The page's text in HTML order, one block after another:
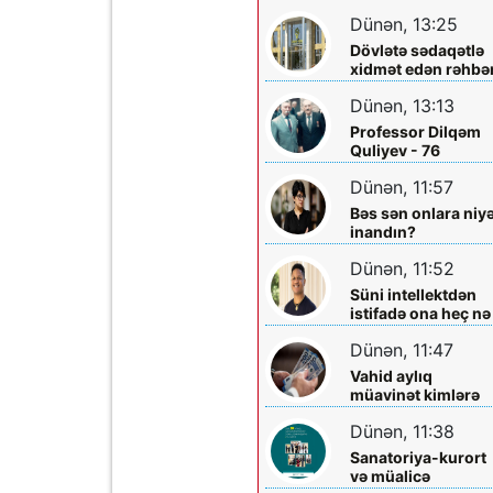
əməliyyatından
sonra qadının
ölümü ilə bağlı
Şəmkir rayon
araşdırma aparılır
Dünən, 13:25
Dövlətə sədaqətlə
xidmət edən
Şəmkir Elektrik
Şəbəkəsinin rəisi
Mehman Xəlilovun
fəaliyyəti
Dünən, 13:13
Professor Dilqəm
Quliyev - 76
Dünən, 11:57
Bəs sən onlara
inandın?
Dünən, 11:52
Süni intellektdən
istifadə ona heç nə
qazandırmadı...
Dünən, 11:47
Vahid aylıq
müavinət kimlərə
verilir? - Dövlət
Komitəsindən
açıqlama vahid-
ayliq-muavinet-
kimlere-verilir
Dünən, 11:38
Sanatoriya-kurort
və müalicə